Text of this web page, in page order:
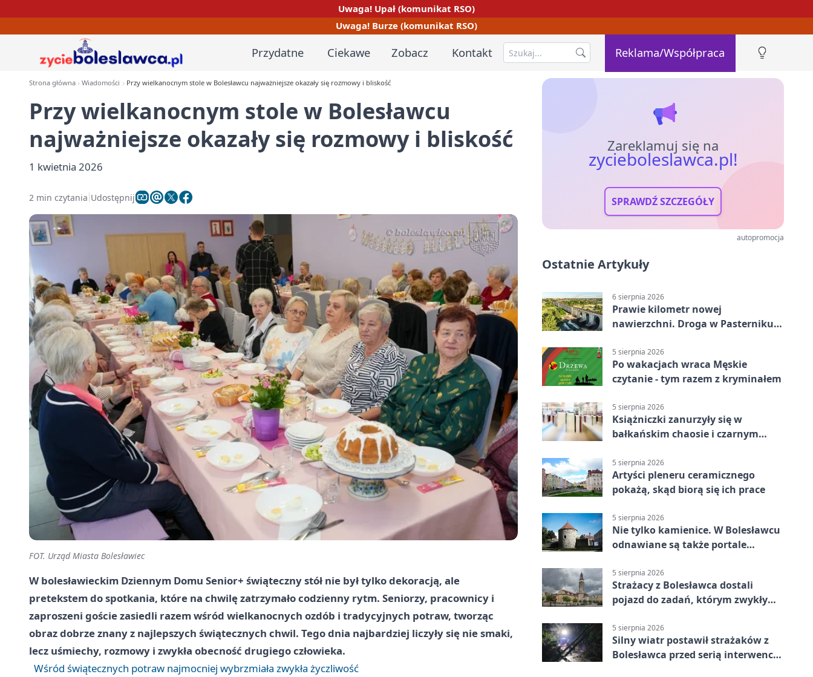
Uwaga! Upał (komunikat RSO)
Uwaga! Burze (komunikat RSO)
Przydatne Ciekawe Zobacz Kontakt Reklama/Współpraca
Strona główna Wiadomości Przy wielkanocnym stole w Bolesławcu najważniejsze okazały się rozmowy i bliskość
Przy wielkanocnym stole w Bolesławcu
najważniejsze okazały się rozmowy i bliskość
1 kwietnia 2026
2 min czytania Udostępnij
FOT. Urząd Miasta Bolesławiec
W bolesławieckim Dziennym Domu Senior+ świąteczny stół nie był tylko dekoracją, ale
pretekstem do spotkania, które na chwilę zatrzymało codzienny rytm. Seniorzy, pracownicy i
zaproszeni goście zasiedli razem wśród wielkanocnych ozdób i tradycyjnych potraw, tworząc
obraz dobrze znany z najlepszych świątecznych chwil. Tego dnia najbardziej liczyły się nie smaki,
lecz uśmiechy, rozmowy i zwykła obecność drugiego człowieka.
Wśród świątecznych potraw najmocniej wybrzmiała zwykła życzliwość
Zareklamuj się na
zycieboleslawca.pl!
SPRAWDŹ SZCZEGÓŁY
autopromocja
Ostatnie Artykuły
6 sierpnia 2026
Prawie kilometr nowej
nawierzchni. Droga w Pasterniku
5 sierpnia 2026
Po wakacjach wraca Męskie
czytanie - tym razem z kryminałem
5 sierpnia 2026
Książniczki zanurzyły się w
bałkańskim chaosie i czarnym
5 sierpnia 2026
Artyści pleneru ceramicznego
pokażą, skąd biorą się ich prace
5 sierpnia 2026
Nie tylko kamienice. W Bolesławcu
odnawiane są także portale
5 sierpnia 2026
Strażacy z Bolesławca dostali
pojazd do zadań, którym zwykły
5 sierpnia 2026
Silny wiatr postawił strażaków z
Bolesławca przed serią interwencji